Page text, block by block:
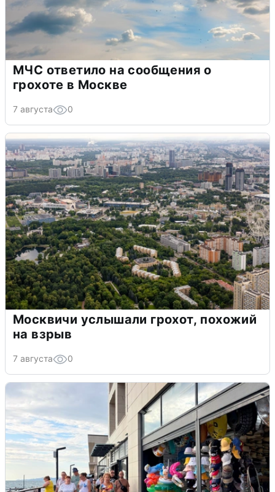
МЧС ответило на сообщения о
грохоте в Москве
7 августа 0
Москвичи услышали грохот, похожий
на взрыв
7 августа 0